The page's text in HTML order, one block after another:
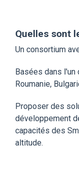
Quelles sont
Un consortium
Basées dans l'un
Roumanie,
Proposer des
développement
capacités des
altitude.